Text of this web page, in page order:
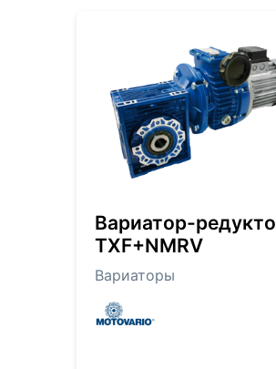
Вариатор-
TXF+NMRV
Вариаторы